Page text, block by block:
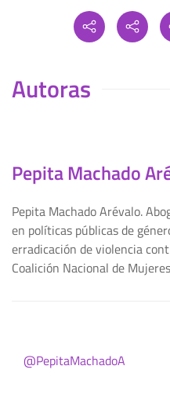
Autoras
Pepita Machado
Pepita Machado Arévalo.
en políticas públicas de
erradicación de violencia
Coalición Nacional de
@PepitaMachadoA